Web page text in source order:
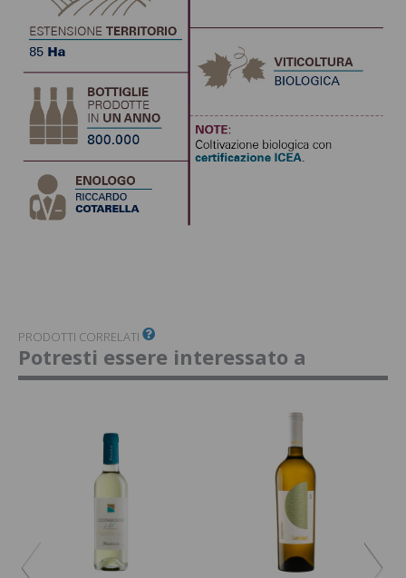
PRODOTTI CORRELATI
Potresti essere interessato a